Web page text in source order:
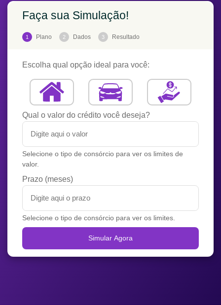
Faça sua Simulação!
1 Plano 2 Dados 3 Resultado
Escolha qual opção ideal para você:
Qual o valor do crédito você deseja?
Selecione o tipo de consórcio para ver os limites de
valor.
Prazo (meses)
Selecione o tipo de consórcio para ver os limites.
Simular Agora